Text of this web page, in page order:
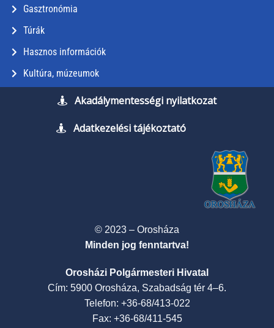
Gasztronómia
Túrák
Hasznos információk
Kultúra, múzeumok
Akadálymentességi nyilatkozat
Adatkezelési tájékoztató
© 2023 – Orosháza
Minden jog fenntartva!
Orosházi Polgármesteri Hivatal
Cím: 5900 Orosháza, Szabadság tér 4–6.
Telefon: +36-68/413-022
Fax: +36-68/411-545